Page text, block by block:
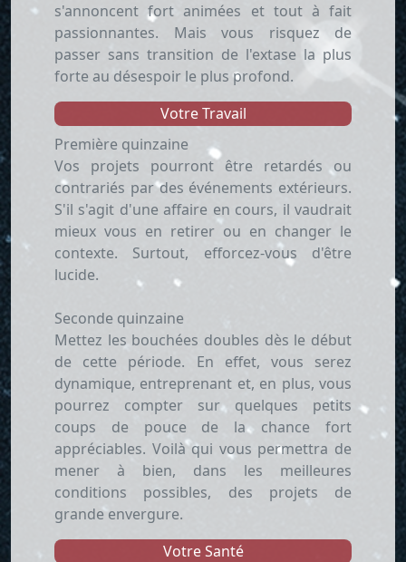
s'annoncent fort animées et tout à fait
passionnantes. Mais vous risquez de
passer sans transition de l'extase la plus
forte au désespoir le plus profond.
Votre Travail
Première quinzaine
Vos projets pourront être retardés ou
contrariés par des événements extérieurs.
S'il s'agit d'une affaire en cours, il vaudrait
mieux vous en retirer ou en changer le
contexte. Surtout, efforcez-vous d'être
lucide.
Seconde quinzaine
Mettez les bouchées doubles dès le début
de cette période. En effet, vous serez
dynamique, entreprenant et, en plus, vous
pourrez compter sur quelques petits
coups de pouce de la chance fort
appréciables. Voilà qui vous permettra de
mener à bien, dans les meilleures
conditions possibles, des projets de
grande envergure.
Votre Santé